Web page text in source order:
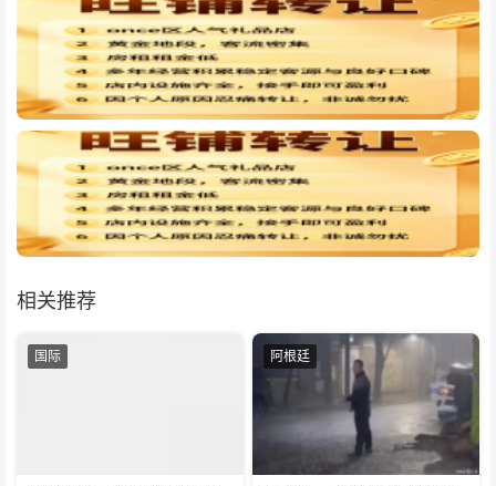
相关推荐
国际 阿根廷